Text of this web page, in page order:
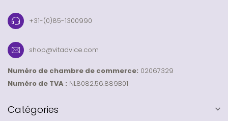
+31-(0)85-1300990
shop@vitadvice.com
Numéro de chambre de commerce: 02067329
Numéro de TVA : NL8082.56.889B01
Catégories